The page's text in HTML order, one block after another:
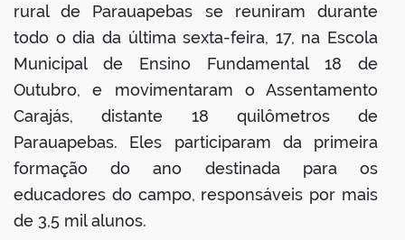
rural de Parauapebas se reuniram durante
todo o dia da última sexta-feira, 17, na Escola
Municipal de Ensino Fundamental 18 de
Outubro, e movimentaram o Assentamento
Carajás, distante 18 quilômetros de
Parauapebas. Eles participaram da primeira
formação do ano destinada para os
educadores do campo, responsáveis por mais
de 3,5 mil alunos.